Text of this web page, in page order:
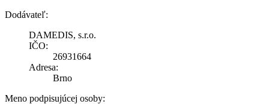
Dodávateľ:
DAMEDIS, s.r.o.
IČO:
26931664
Adresa:
Brno
Meno podpisujúcej osoby: